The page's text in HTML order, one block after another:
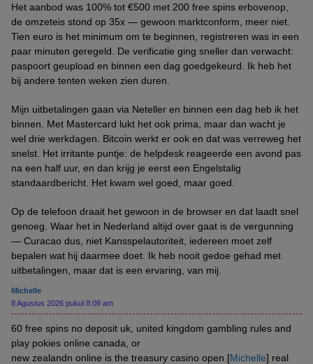
Het aanbod was 100% tot €500 met 200 free spins erbovenop,
de omzeteis stond op 35x — gewoon marktconform, meer niet.
Tien euro is het minimum om te beginnen, registreren was in een
paar minuten geregeld. De verificatie ging sneller dan verwacht:
paspoort geupload en binnen een dag goedgekeurd. Ik heb het
bij andere tenten weken zien duren.
Mijn uitbetalingen gaan via Neteller en binnen een dag heb ik het
binnen. Met Mastercard lukt het ook prima, maar dan wacht je
wel drie werkdagen. Bitcoin werkt er ook en dat was verreweg het
snelst. Het irritante puntje: de helpdesk reageerde een avond pas
na een half uur, en dan krijg je eerst een Engelstalig
standaardbericht. Het kwam wel goed, maar goed.
Op de telefoon draait het gewoon in de browser en dat laadt snel
genoeg. Waar het in Nederland altijd over gaat is de vergunning
— Curacao dus, niet Kansspelautoriteit, iedereen moet zelf
bepalen wat hij daarmee doet. Ik heb nooit gedoe gehad met
uitbetalingen, maar dat is een ervaring, van mij.
Michelle
8 Agustus 2026 pukul 8:08 am
60 free spins no deposit uk, united kingdom gambling rules and
play pokies online canada, or
new zealandn online is the treasury casino open [Michelle] real